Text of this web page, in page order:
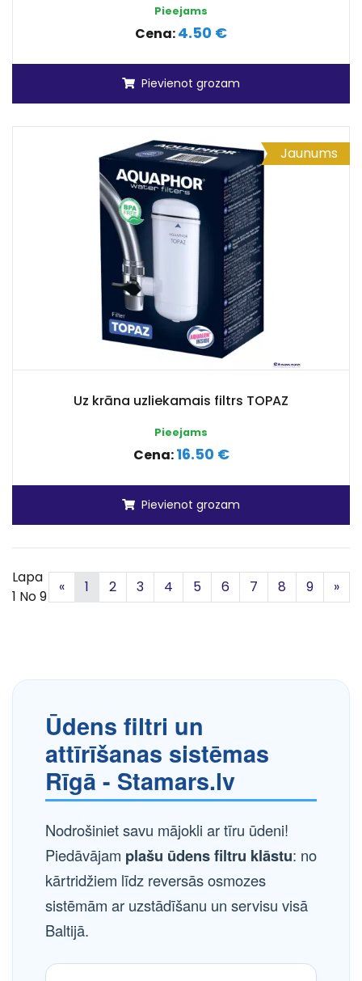
Pieejams
Cena:4.50 €
Pievienot grozam
Jaunums
Uz krāna uzliekamais filtrs TOPAZ
Pieejams
Cena:16.50 €
Pievienot grozam
Lapa
1 No 9
«Iepriekšējā
1 2 3 4 5 6 7 8 9 »
Ūdens filtri un
attīrīšanas sistēmas
Rīgā - Stamars.lv
Nodrošiniet savu mājokli ar tīru ūdeni!
Piedāvājam plašu ūdens filtru klāstu: no
kārtridžiem līdz reversās osmozes
sistēmām ar uzstādīšanu un servisu visā
Baltijā.